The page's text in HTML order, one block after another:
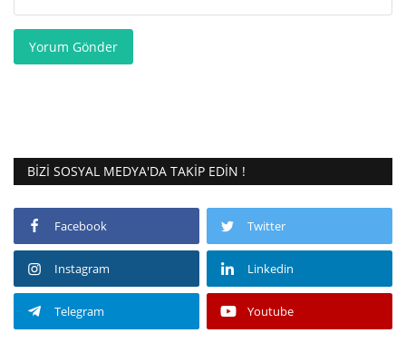
Yorum Gönder
BIZI SOSYAL MEDYA'DA TAKIP EDIN !
Facebook Twitter
Instagram Linkedin
Telegram Youtube